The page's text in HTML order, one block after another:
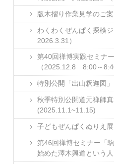
版木摺り作業見学のご
わくわくぜんぱく探検
2026.3.31）
第40回禅博実践セミナ
（2025.12.8 8:00～
特別公開「出山釈迦図
秋季特別公開道元禅師
(2025.11.1~11.15)
子どもぜんぱくぬりえ
第46回禅博セミナー「
始めた澤木興道という